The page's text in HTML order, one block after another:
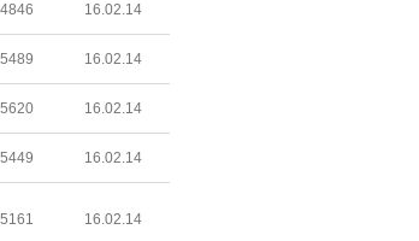
4846 16.02.14
5489 16.02.14
5620 16.02.14
5449 16.02.14
5161 16.02.14